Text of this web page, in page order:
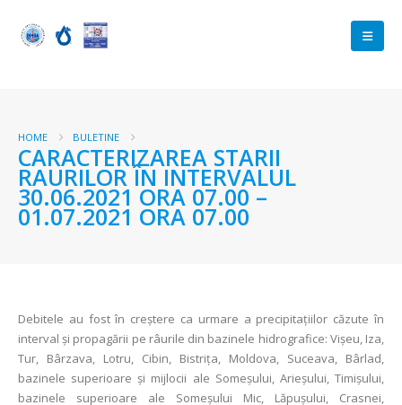
HOME BULETINE
CARACTERIZAREA STARII
RAURILOR ÎN INTERVALUL
30.06.2021 ORA 07.00 –
01.07.2021 ORA 07.00
Debitele au fost în creștere ca urmare a precipitațiilor căzute în
interval și propagării pe râurile din bazinele hidrografice: Vișeu, Iza,
Tur, Bârzava, Lotru, Cibin, Bistrița, Moldova, Suceava, Bârlad,
bazinele superioare și mijlocii ale Someșului, Arieșului, Timișului,
bazinele superioare ale Someșului Mic, Lăpușului, Crasnei,